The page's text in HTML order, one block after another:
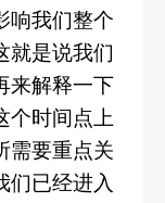
响我们整个
就是说我们
来解释一下
个时间点上
需要重点关
们已经进入